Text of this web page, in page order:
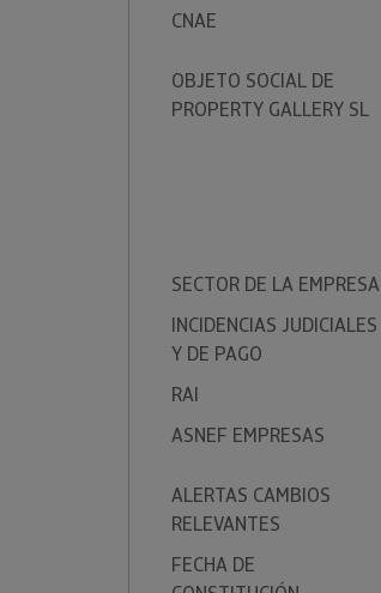
CNAE
OBJETO SOCIAL DE
PROPERTY GALLERY SL
SECTOR DE LA EMPRESA
INCIDENCIAS JUDICIALES
Y DE PAGO
RAI
ASNEF EMPRESAS
ALERTAS CAMBIOS
RELEVANTES
FECHA DE